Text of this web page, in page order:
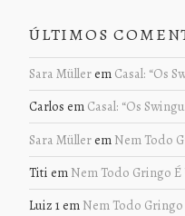
ÚLTIMOS
Sara Müllerem Casal: “Os
Carlos em Casal: “Os
Sara Müllerem Nem Todo
Titi em Nem Todo Gringo
Luiz 1em Nem Todo